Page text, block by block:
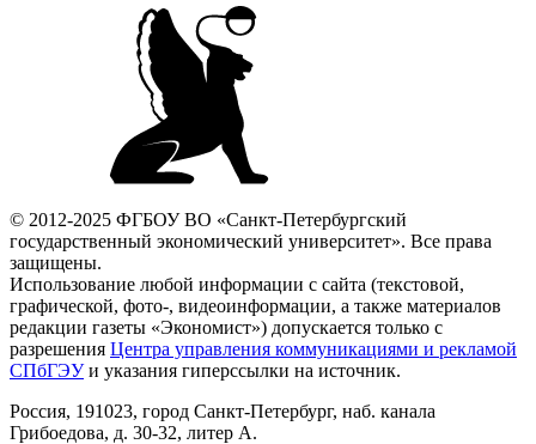
© 2012-2025 ФГБОУ ВО «Санкт-Петербургский
государственный экономический университет». Все права
защищены.
Использование любой информации с сайта (текстовой,
графической, фото-, видеоинформации, а также материалов
редакции газеты «Экономист») допускается только с
разрешения Центра управления коммуникациями и рекламой
СПбГЭУи указания гиперссылки на источник.
Россия, 191023, город Санкт-Петербург, наб. канала
Грибоедова, д. 30-32, литер А.